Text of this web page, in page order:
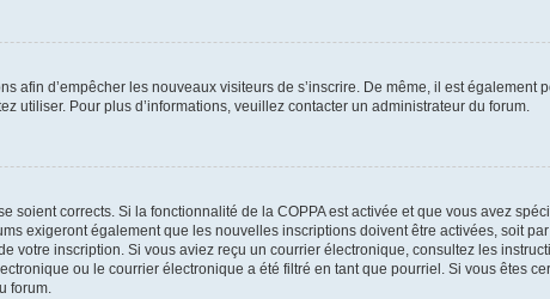
afin d’empêcher les nouveaux visiteurs de s’inscrire. De même, il est également
utiliser. Pour plus d’informations, veuillez contacter un administrateur du forum.
soient corrects. Si la fonctionnalité de la COPPA est activée et que vous avez
exigeront également que les nouvelles inscriptions doivent être activées, soit
votre inscription. Si vous aviez reçu un courrier électronique, consultez les
ou le courrier électronique a été filtré en tant que pourriel. Si vous êtes
forum.